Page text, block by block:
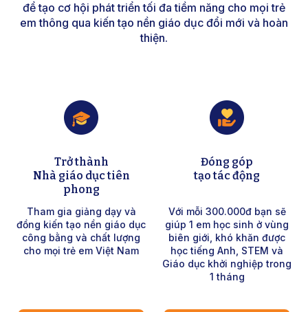
để tạo cơ hội phát triển tối đa tiềm năng cho mọi trẻ
em thông qua kiến tạo nền giáo dục đổi mới và hoàn
thiện.
Trở thành
Nhà giáo dục tiên
phong
Tham gia giảng dạy và
đồng kiến tạo nền giáo dục
công bằng và chất lượng
cho mọi trẻ em Việt Nam
Đóng góp
tạo tác động
Với mỗi 300.000đ bạn sẽ
giúp 1 em học sinh ở vùng
biên giới, khó khăn được
học tiếng Anh, STEM và
Giáo dục khởi nghiệp trong
1 tháng